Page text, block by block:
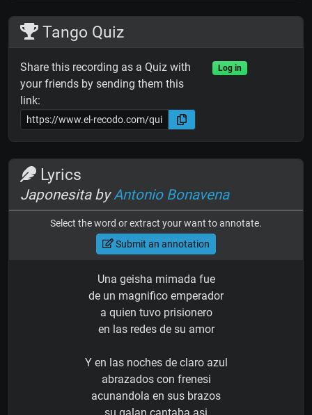
Tango Quiz
Share this recording as a Quiz with
your friends by sending them this
link:
Log in
Lyrics
Japonesita byAntonio Bonavena
Select the word or extract your want to annotate.
Submit an annotation
Una geisha mimada fue
de un magnifico emperador
a quien tuvo prisionero
en las redes de su amor
Y en las noches de claro azul
abrazados con frenesi
acunandola en sus brazos